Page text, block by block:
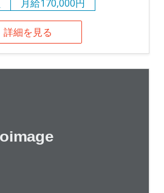
月給170,000円
詳細を見る